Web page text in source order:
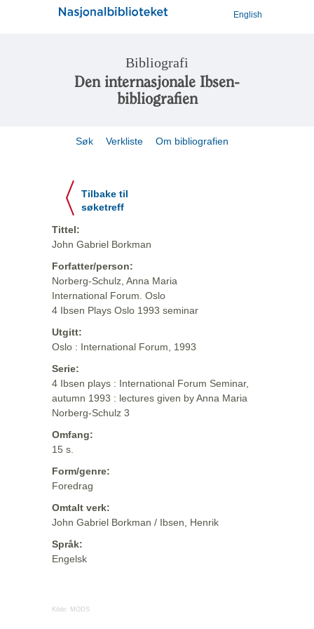
English
Bibliografi
Den internasjonale Ibsen-
bibliografien
Søk Verkliste Om bibliografien
Tilbake til
søketreff
Tittel:
John Gabriel Borkman
Forfatter/person:
Norberg-Schulz, Anna Maria
International Forum. Oslo
4 Ibsen Plays Oslo 1993 seminar
Utgitt:
Oslo : International Forum, 1993
Serie:
4 Ibsen plays : International Forum Seminar,
autumn 1993 : lectures given by Anna Maria
Norberg-Schulz 3
Omfang:
15 s.
Form/genre:
Foredrag
Omtalt verk:
John Gabriel Borkman / Ibsen, Henrik
Språk:
Engelsk
Kilde: MODS